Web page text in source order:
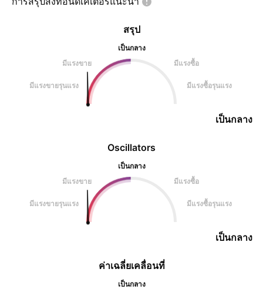
Oscillators
เป็นกลาง
มีแรงขาย
มีแรงซื้อ
มีแรงขายรุนแรง มีแรงซื้อรุนแรง
เป็นกลาง
สรุป
เป็นกลาง
มีแรงขาย
มีแรงซื้อ
มีแรงขายรุนแรง มีแรงซื้อรุนแรง
เป็นกลาง
ค่าเฉลี่ยเคลื่อนที่
เป็นกลาง